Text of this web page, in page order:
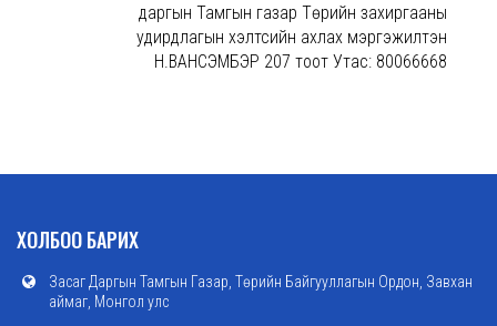
даргын Тамгын газар Төрийн захиргааны
удирдлагын хэлтсийн ахлах мэргэжилтэн
Н.ВАНСЭМБЭРҮҮ 207 тоот Утас: 80066668
ХОЛБОО БАРИХ
Засаг Даргын Тамгын Газар, Төрийн Байгууллагын Ордон, Завхан
аймаг, Монгол улс